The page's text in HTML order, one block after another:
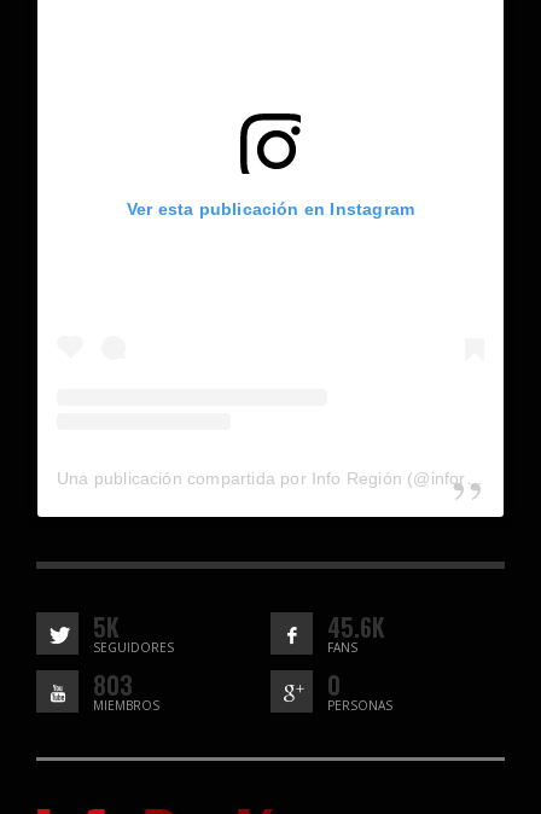
Ver esta publicación en Instagram
Una publicación compartida por Info Región (@inforegion_redes)
5K
SEGUIDORES
45.6K
FANS
803
MIEMBROS
0
PERSONAS